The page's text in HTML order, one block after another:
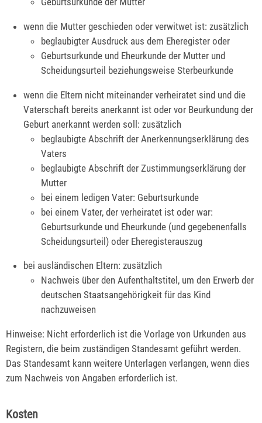
wenn die Mutter geschieden oder verwitwet ist: zusätzlich
beglaubigter Ausdruck aus dem Eheregister oder
Geburtsurkunde und Eheurkunde der Mutter und
Scheidungsurteil beziehungsweise Sterbeurkunde
wenn die Eltern nicht miteinander verheiratet sind und die
Vaterschaft bereits anerkannt ist oder vor Beurkundung der
Geburt anerkannt werden soll: zusätzlich
beglaubigte Abschrift der Anerkennungserklärung des
Vaters
beglaubigte Abschrift der Zustimmungserklärung der
Mutter
bei einem ledigen Vater: Geburtsurkunde
bei einem Vater, der verheiratet ist oder war:
Geburtsurkunde und Eheurkunde (und gegebenenfalls
Scheidungsurteil) oder Eheregisterauszug
bei ausländischen Eltern: zusätzlich
Nachweis über den Aufenthaltstitel, um den Erwerb der
deutschen Staatsangehörigkeit für das Kind
nachzuweisen
Hinweise: Nicht erforderlich ist die Vorlage von Urkunden aus
Registern, die beim zuständigen Standesamt geführt werden.
Das Standesamt kann weitere Unterlagen verlangen, wenn dies
zum Nachweis von Angaben erforderlich ist.
Kosten